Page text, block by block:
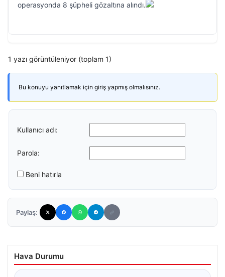
operasyonda 8 şüpheli gözaltına alındı.
1 yazı görüntüleniyor (toplam 1)
Bu konuyu yanıtlamak için giriş yapmış olmalısınız.
Kullanıcı adı:
Parola:
Beni hatırla
Paylaş:
Hava Durumu